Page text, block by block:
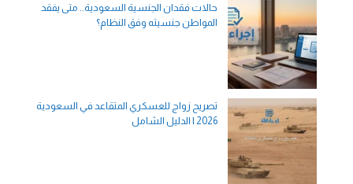
حالات فقدان الجنسية السعودية.. متى يفقد
المواطن جنسيته وفق النظام؟
تصريح زواج للعسكري المتقاعد في السعودية
2026 | الدليل الشامل